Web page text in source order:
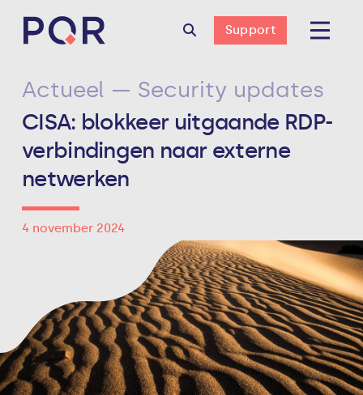
Support
Actueel — Security updates
CISA: blokkeer uitgaande RDP-
verbindingen naar externe
netwerken
4 november 2024